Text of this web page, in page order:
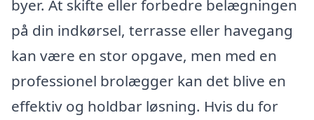
byer. At skifte eller forbedre belægningen
på din indkørsel, terrasse eller havegang
kan være en stor opgave, men med en
professionel brolægger kan det blive en
effektiv og holdbar løsning. Hvis du for